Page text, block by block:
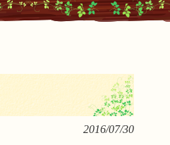
2016/07/30